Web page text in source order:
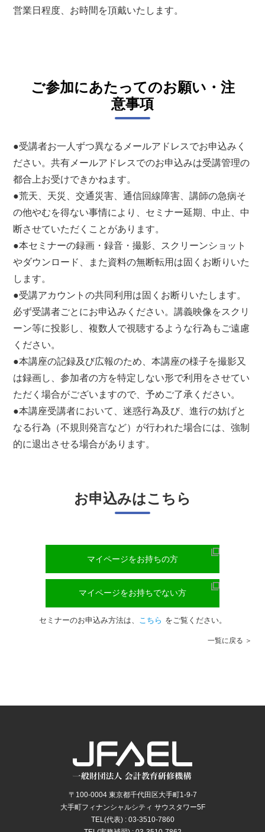
営業日程度、お時間を頂戴いたします。
ご参加にあたってのお願い・注
意事項
●受講者お一人ずつ異なるメールアドレスでお申込みく
ださい。共有メールアドレスでのお申込みは受講管理の
都合上お受けできかねます。
●荒天、天災、交通災害、通信回線障害、講師の急病そ
の他やむを得ない事情により、セミナー延期、中止、中
断させていただくことがあります。
●本セミナーの録画・録音・撮影、スクリーンショット
やダウンロード、また資料の無断転用は固くお断りいた
します。
●受講アカウントの共同利用は固くお断りいたします。
必ず受講者ごとにお申込みください。講義映像をスクリ
ーン等に投影し、複数人で視聴するような行為もご遠慮
ください。
●本講座の記録及び広報のため、本講座の様子を撮影又
は録画し、参加者の方を特定しない形で利用をさせてい
ただく場合がございますので、予めご了承ください。
●本講座受講者において、迷惑行為及び、進行の妨げと
なる行為（不規則発言など）が行われた場合には、強制
的に退出させる場合があります。
お申込みはこちら
マイページをお持ちの方
マイページをお持ちでない方
セミナーのお申込み方法は、 こちら をご覧ください。
一覧に戻る
〒100-0004 東京都千代田区大手町1-9-7
大手町フィナンシャルシティ サウスタワー5F
TEL(代表) : 03-3510-7860